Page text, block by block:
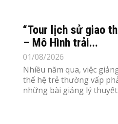
“Tour lịch sử giao
– Mô Hình trải...
01/08/2026
Nhiều năm qua, việc
thế hệ trẻ thường vấp
những bài giảng lý thuyết